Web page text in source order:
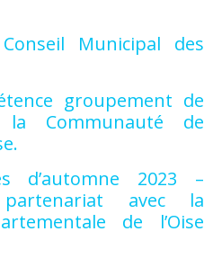
Municipal des
groupement de
la Communauté de
d’automne 2023 –
avec la
de l’Oise